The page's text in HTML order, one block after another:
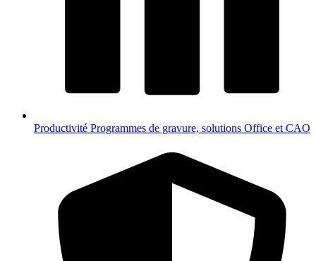
Productivité Programmes de gravure, solutions Office et CAO